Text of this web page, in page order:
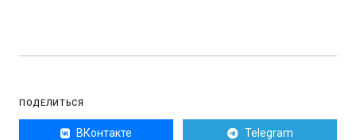
ПОДЕЛИТЬСЯ
ВКонтакте Telegram